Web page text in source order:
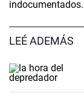
indocumentados.
LEÉ ADEMÁS